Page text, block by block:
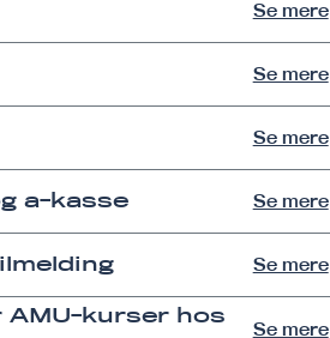
Se mere
Se mere
Se mere
a-kasse Se mere
Se mere
kurser hos
Se mere